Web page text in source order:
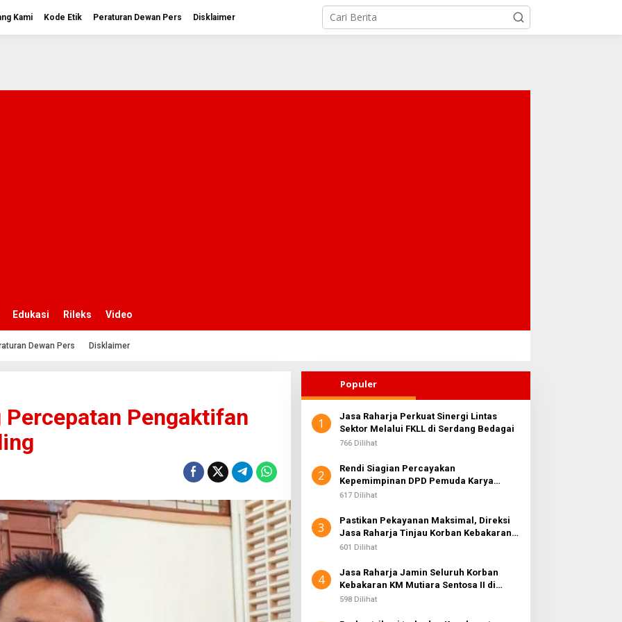
Kami Kode Etik Peraturan Dewan Pers Disklaimer
Edukasi Rileks Video
Dewan Pers Disklaimer
Percepatan Pengaktifan
Populer
1
Jasa Raharja Perkuat Sinergi Lintas
Sektor Melalui FKLL di Serdang Bedagai
766 Dilihat
2
Rendi Siagian Percayakan
Kepemimpinan DPD Pemuda Karya
Nasional Kota Medan kepada Josef
617 Dilihat
3
Pastikan Pekayanan Maksimal, Direksi
Jasa Raharja Tinjau Korban Kebakaran
KM Mutiara Sentosa II
601 Dilihat
4
Jasa Raharja Jamin Seluruh Korban
Kebakaran KM Mutiara Sentosa II di
Perairan Sumenep
598 Dilihat